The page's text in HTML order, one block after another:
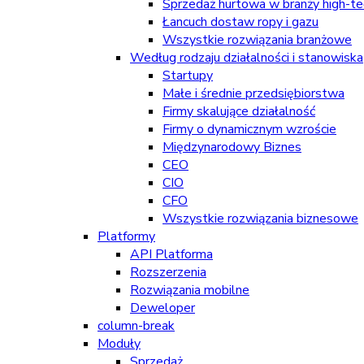
Sprzedaż hurtowa w branży high-
Łancuch dostaw ropy i gazu
Wszystkie rozwiązania branżowe
Według rodzaju działalności i stanowiska
Startupy
Małe i średnie przedsiębiorstwa
Firmy skalujące działalność
Firmy o dynamicznym wzroście
Międzynarodowy Biznes
CEO
CIO
CFO
Wszystkie rozwiązania biznesowe
Platformy
API Platforma
Rozszerzenia
Rozwiązania mobilne
Deweloper
column-break
Moduły